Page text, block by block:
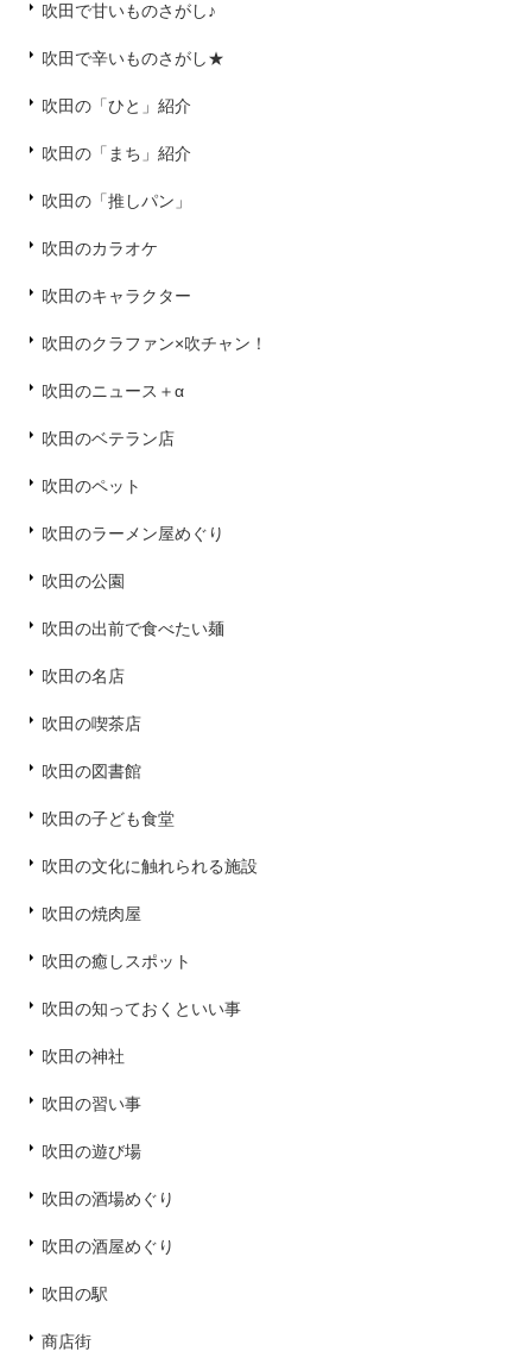
吹田で甘いものさがし♪
吹田で辛いものさがし★
吹田の「ひと」紹介
吹田の「まち」紹介
吹田の「推しパン」
吹田のカラオケ
吹田のキャラクター
吹田のクラファン×吹チャン！
吹田のニュース＋α
吹田のベテラン店
吹田のペット
吹田のラーメン屋めぐり
吹田の公園
吹田の出前で食べたい麺
吹田の名店
吹田の喫茶店
吹田の図書館
吹田の子ども食堂
吹田の文化に触れられる施設
吹田の焼肉屋
吹田の癒しスポット
吹田の知っておくといい事
吹田の神社
吹田の習い事
吹田の遊び場
吹田の酒場めぐり
吹田の酒屋めぐり
吹田の駅
商店街